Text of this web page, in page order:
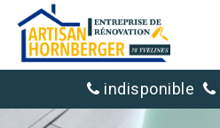
indisponible